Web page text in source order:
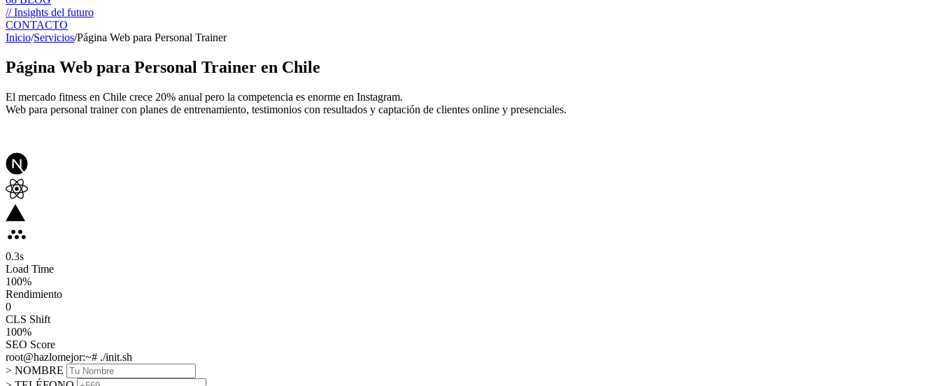
// Insights del futuro
CONTACTO
Inicio/Servicios/Página Web para Personal Trainer
Página Web para Personal Trainer en Chile
El mercado fitness en Chile crece 20% anual pero la competencia es enorme en Instagram.
Web para personal trainer con planes de entrenamiento, testimonios con resultados y captación de clientes online y presenciales.
0.3s
Load Time
100%
Rendimiento
0
CLS Shift
100%
SEO Score
root@hazlomejor:~# ./init.sh
> NOMBRE